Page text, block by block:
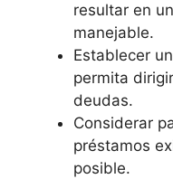
resultar en
manejable.
Establecer
permita
deudas.
Considerar
préstamos
posible.